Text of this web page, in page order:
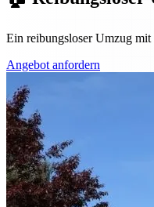
Ein reibungsloser Umzug
Angebot anfordern